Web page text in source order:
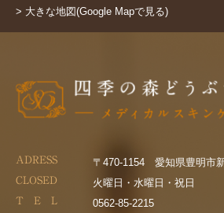
> 大きな地図(Google Mapで見る)
ADRESS 〒470-1154 愛知県豊明市
CLOSED 火曜日・水曜日・祝日
T E L 0562-85-2215